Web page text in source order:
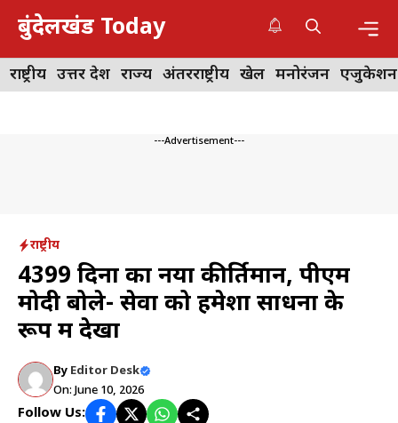
Skip
content
बुंदेलखंड Today
राष्ट्रीय उत्तर प्रदेश राज्य अंतरराष्ट्रीय खेल मनोरंजन एजुकेशन
---Advertisement---
राष्ट्रीय
4399 दिनों का नया कीर्तिमान, पीएम
मोदी बोले- सेवा को हमेशा साधना के
रूप में देखा
By Editor Desk
On: June 10, 2026
Follow Us: